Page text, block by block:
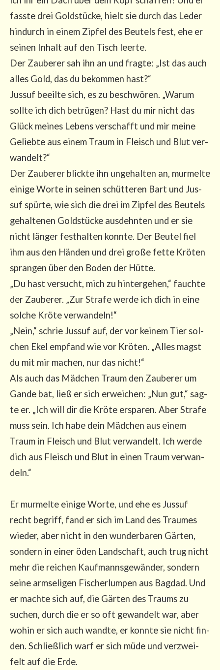
fass­te drei Gold­stü­cke, hielt sie durch das Leder
hin­durch in einem Zip­fel des Beu­tels fest, ehe er
sei­nen Inhalt auf den Tisch leer­te.
Der Zau­be­rer sah ihn an und frag­te: „Ist das auch
alles Gold, das du bekom­men hast?“
Jus­suf beeil­te sich, es zu beschwö­ren. „War­um
soll­te ich dich betrü­gen? Hast du mir nicht das
Glück mei­nes Lebens ver­schafft und mir mei­ne
Gelieb­te aus einem Traum in Fleisch und Blut ver­
wan­delt?“
Der Zau­be­rer blick­te ihn unge­hal­ten an, mur­mel­te
eini­ge Wor­te in sei­nen schüt­te­ren Bart und Jus­
suf spür­te, wie sich die drei im Zip­fel des Beu­tels
gehal­te­nen Gold­stü­cke aus­dehn­ten und er sie
nicht län­ger fest­hal­ten konn­te. Der Beu­tel fiel
ihm aus den Hän­den und drei gro­ße fet­te Krö­ten
spran­gen über den Boden der Hüt­te.
„Du hast ver­sucht, mich zu hin­ter­ge­hen,“ fauch­te
der Zau­be­rer. „Zur Stra­fe wer­de ich dich in eine
sol­che Krö­te ver­wan­deln!“
„Nein,“ schrie Jus­suf auf, der vor kei­nem Tier sol­
chen Ekel emp­fand wie vor Krö­ten. „Alles magst
du mit mir machen, nur das nicht!“
Als auch das Mäd­chen Traum den Zau­be­rer um
Gan­de bat, ließ er sich erwei­chen: „Nun gut,“ sag­
te er. „Ich will dir die Krö­te erspa­ren. Aber Stra­fe
muss sein. Ich habe dein Mäd­chen aus einem
Traum in Fleisch und Blut ver­wan­delt. Ich wer­de
dich aus Fleisch und Blut in einen Traum ver­wan­
deln.“
Er mur­mel­te eini­ge Wor­te, und ehe es Jus­suf
recht begriff, fand er sich im Land des Trau­mes
wie­der, aber nicht in den wun­der­ba­ren Gär­ten,
son­dern in einer öden Land­schaft, auch trug nicht
mehr die rei­chen Kauf­manns­ge­wän­der, son­dern
sei­ne arm­se­li­gen Fischer­lum­pen aus Bag­dad. Und
er mach­te sich auf, die Gär­ten des Traums zu
suchen, durch die er so oft gewan­delt war, aber
wohin er sich auch wand­te, er konn­te sie nicht fin­
den. Schließ­lich warf er sich müde und ver­zwei­
felt auf die Erde.